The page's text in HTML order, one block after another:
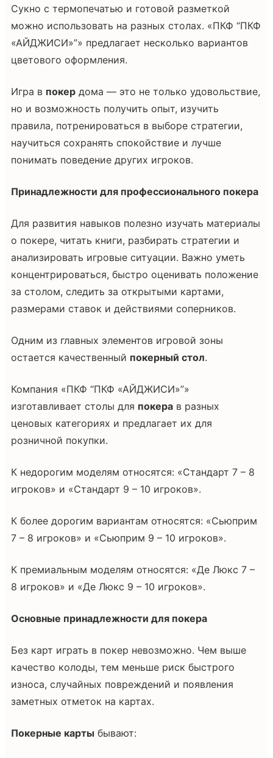
Сукно с термопечатью и готовой разметкой
можно использовать на разных столах. «ПКФ “ПКФ
«АЙДЖИСИ»”» предлагает несколько вариантов
цветового оформления.
Игра в покер дома — это не только удовольствие,
но и возможность получить опыт, изучить
правила, потренироваться в выборе стратегии,
научиться сохранять спокойствие и лучше
понимать поведение других игроков.
Принадлежности для профессионального покера
Для развития навыков полезно изучать материалы
о покере, читать книги, разбирать стратегии и
анализировать игровые ситуации. Важно уметь
концентрироваться, быстро оценивать положение
за столом, следить за открытыми картами,
размерами ставок и действиями соперников.
Одним из главных элементов игровой зоны
остается качественный покерный стол.
Компания «ПКФ “ПКФ «АЙДЖИСИ»”»
изготавливает столы для покера в разных
ценовых категориях и предлагает их для
розничной покупки.
К недорогим моделям относятся: «Стандарт 7 – 8
игроков» и «Стандарт 9 – 10 игроков».
К более дорогим вариантам относятся: «Сьюприм
7 – 8 игроков» и «Сьюприм 9 – 10 игроков».
К премиальным моделям относятся: «Де Люкс 7 –
8 игроков» и «Де Люкс 9 – 10 игроков».
Основные принадлежности для покера
Без карт играть в покер невозможно. Чем выше
качество колоды, тем меньше риск быстрого
износа, случайных повреждений и появления
заметных отметок на картах.
Покерные карты бывают: